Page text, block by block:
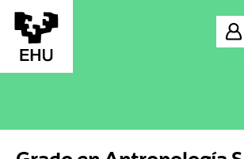
Saltar al contenido principal